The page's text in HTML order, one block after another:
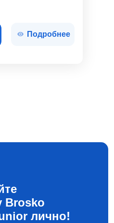
Подробнее
Brosko
лично!